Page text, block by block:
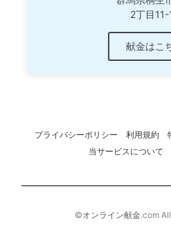
2丁目
献金はこ
プライバシーポリシー 利用規約
当サービスについて
©オンライン献金.com